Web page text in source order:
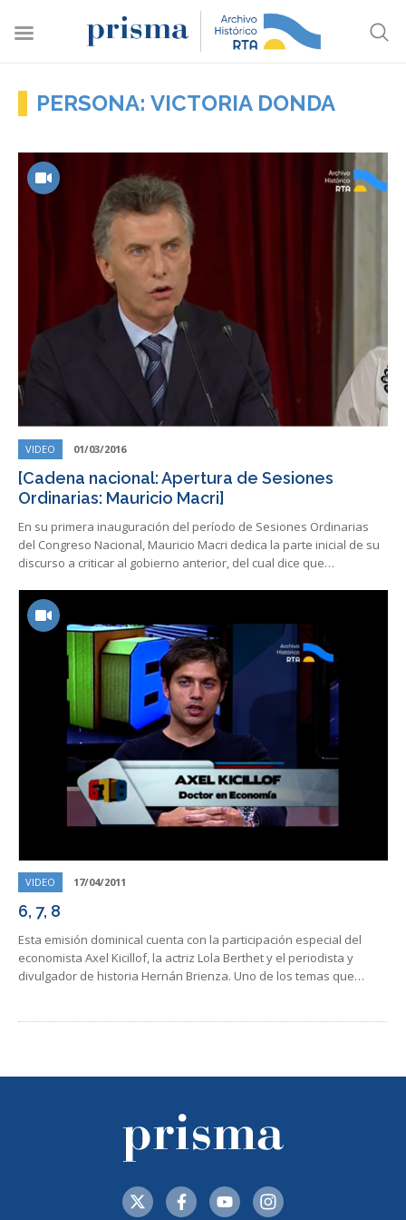
PERSONA: VICTORIA DONDA
VIDEO 01/03/2016
[Cadena nacional: Apertura de Sesiones
Ordinarias: Mauricio Macri]
En su primera inauguración del período de Sesiones Ordinarias
del Congreso Nacional, Mauricio Macri dedica la parte inicial de su
discurso a criticar al gobierno anterior, del cual dice que…
VIDEO 17/04/2011
6, 7, 8
Esta emisión dominical cuenta con la participación especial del
economista Axel Kicillof, la actriz Lola Berthet y el periodista y
divulgador de historia Hernán Brienza. Uno de los temas que…